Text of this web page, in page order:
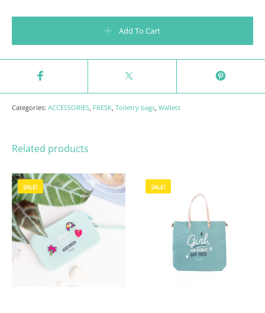
Add To Cart
Categories:ACCESSORIES, FRESK,Toiletry bags,Wallets
Related products
SALE! SALE!